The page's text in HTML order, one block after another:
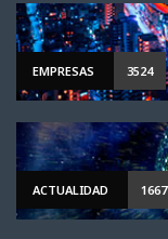
EMPRESAS 3524
ACTUALIDAD 1667